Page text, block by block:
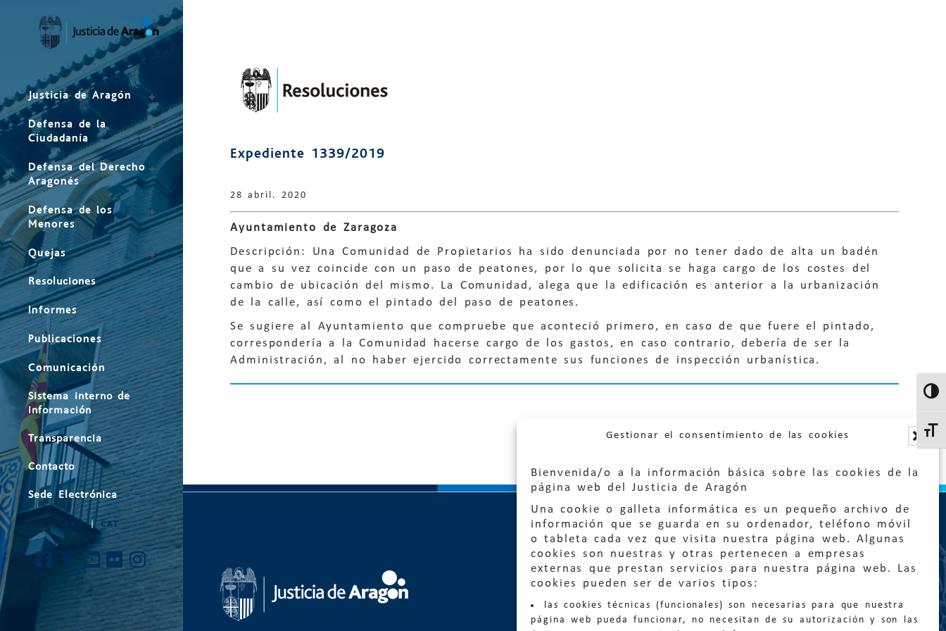
Gestionar el consentimiento de las cookies
Bienvenida/o a la información básica sobre las cookies de la
página web del Justicia de Aragón
Una cookie o galleta informática es un pequeño archivo de
información que se guarda en su ordenador, teléfono móvil
o tableta cada vez que visita nuestra página web. Algunas
cookies son nuestras y otras pertenecen a empresas
externas que prestan servicios para nuestra página web. Las
cookies pueden ser de varios tipos:
las cookies técnicas (funcionales) son necesarias para que nuestra
página web pueda funcionar, no necesitan de su autorización y son las
Justicia de Aragón
Defensa de la
Ciudadanía
Defensa del Derecho
Aragonés
Defensa de los
Menores
Quejas
Resoluciones
Informes
Publicaciones
Comunicación
Sistema interno de
información
Transparencia
Contacto
Sede Electrónica
ARA| CAT
Expediente 1339/2019
28 abril. 2020
Ayuntamiento de Zaragoza
Descripción: Una Comunidad de Propietarios ha sido denunciada por no tener dado de alta un badén
que a su vez coincide con un paso de peatones, por lo que solicita se haga cargo de los costes del
cambio de ubicación del mismo. La Comunidad, alega que la edificación es anterior a la urbanización
de la calle, así como el pintado del paso de peatones.
Se sugiere al Ayuntamiento que compruebe que aconteció primero, en caso de que fuere el pintado,
correspondería a la Comunidad hacerse cargo de los gastos, en caso contrario, debería de ser la
Administración, al no haber ejercido correctamente sus funciones de inspección urbanística.
Quejas:quejas@eljusticiadearagon.es
Información general:
informacion@eljusticiadearagon.es